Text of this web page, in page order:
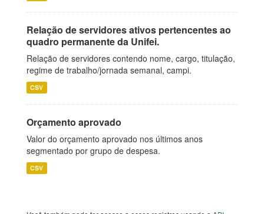
Relação de servidores ativos pertencentes ao
quadro permanente da Unifei.
Relação de servidores contendo nome, cargo, titulação,
regime de trabalho/jornada semanal, campi.
CSV
Orçamento aprovado
Valor do orçamento aprovado nos últimos anos
segmentado por grupo de despesa.
CSV